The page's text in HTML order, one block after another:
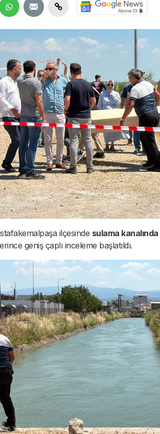
ilçesinde sulama kanalında
geniş çaplı inceleme başlatıldı.